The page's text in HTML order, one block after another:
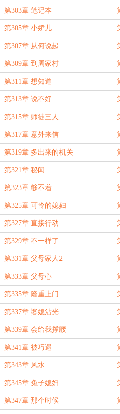
第303章 笔记本
第305章 小娇儿
第307章 从何说起
第309章 到周家村
第311章 想知道
第313章 说不好
第315章 师徒三人
第317章 意外来信
第319章 多出来的机关
第321章 秘闻
第323章 够不着
第325章 可怜的媳妇
第327章 直接行动
第329章 不一样了
第331章 父母家人2
第333章 父母心
第335章 隆重上门
第337章 婆媳沾光
第339章 会给我撑腰
第341章 被巧遇
第343章 风水
第345章 兔子媳妇
第347章 那个时候